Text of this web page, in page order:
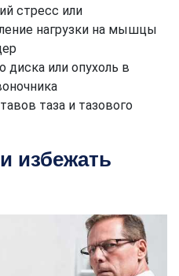
стресс или
нагрузки на мышцы
или опухоль в
таза и тазового
избежать